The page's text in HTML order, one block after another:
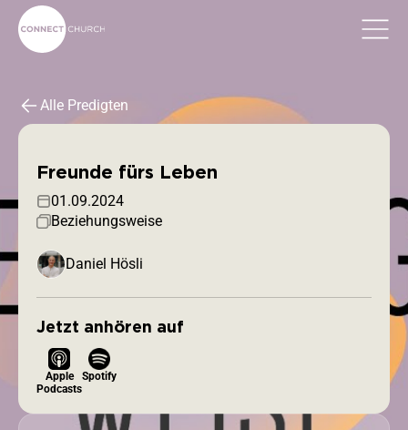
Alle Predigten
Freunde fürs Leben
01.09.2024
Beziehungsweise
Daniel Hösli
Jetzt anhören auf
Apple
Podcasts
Spotify